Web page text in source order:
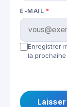
E-MAIL *
Enregistrer
la prochaine